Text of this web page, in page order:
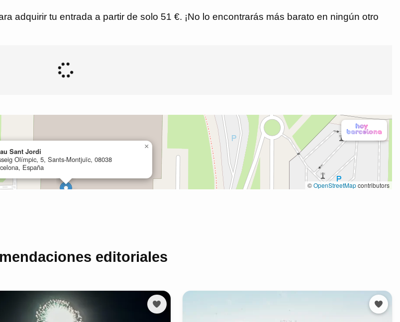
adquirir tu entrada a partir de solo 51 €. ¡No lo encontrarás más barato en ningún otro
editoriales